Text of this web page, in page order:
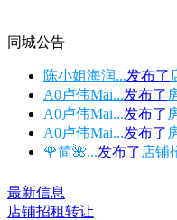
同城公告
陈小姐海润...发布了
A0卢伟Mai...发布了
A0卢伟Mai...发布了
A0卢伟Mai...发布了
🌹简🌺...发布了 店铺
最新信息
店铺招租转让